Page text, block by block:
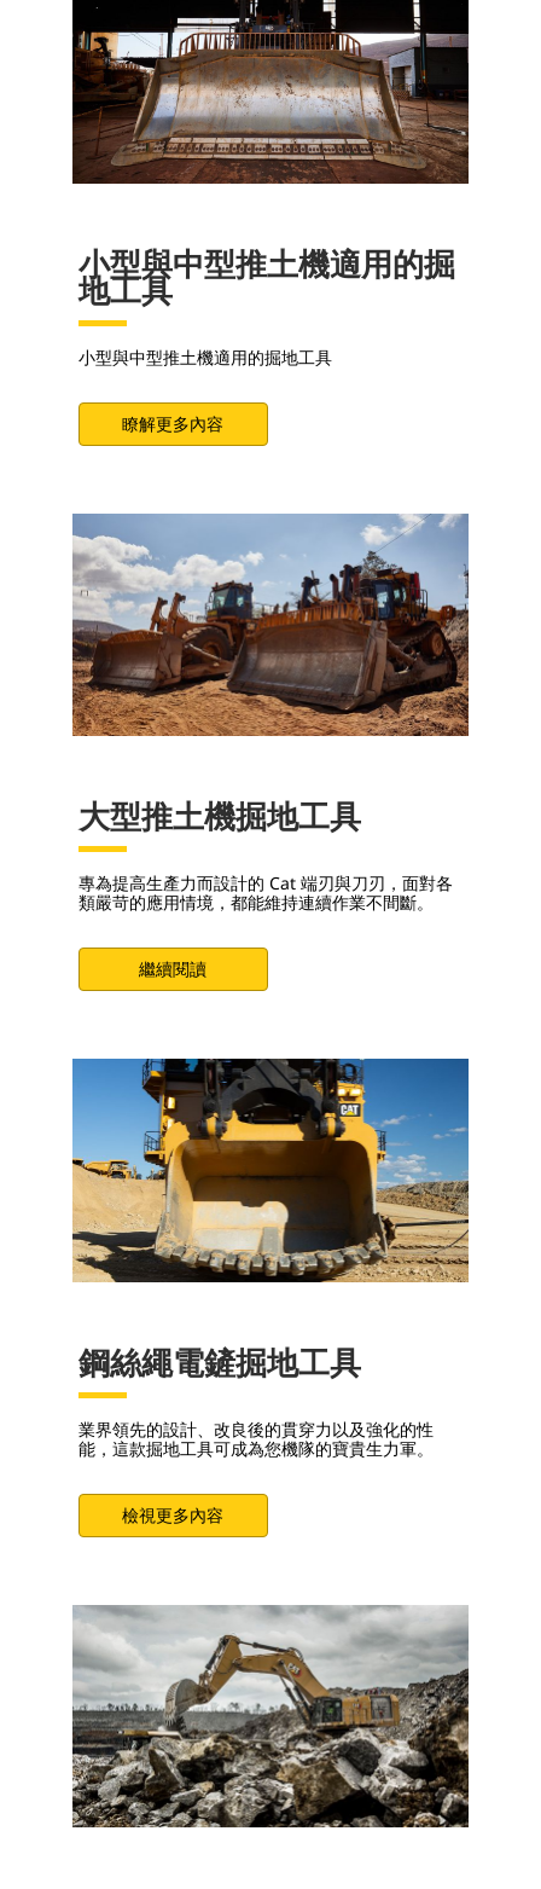
小型與中型推土機適用的掘
地工具
小型與中型推土機適用的掘地工具
瞭解更多內容
大型推土機掘地工具
專為提高生產力而設計的 Cat 端刃與刀刃，面對各
類嚴苛的應用情境，都能維持連續作業不間斷。
繼續閱讀
鋼絲繩電鏟掘地工具
業界領先的設計、改良後的貫穿力以及強化的性
能，這款掘地工具可成為您機隊的寶貴生力軍。
檢視更多內容